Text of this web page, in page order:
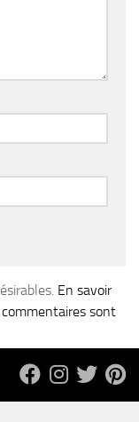
En savoir
sont